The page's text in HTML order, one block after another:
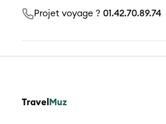
Projet voyage ? 01.42.70.89.74
Travel Muz